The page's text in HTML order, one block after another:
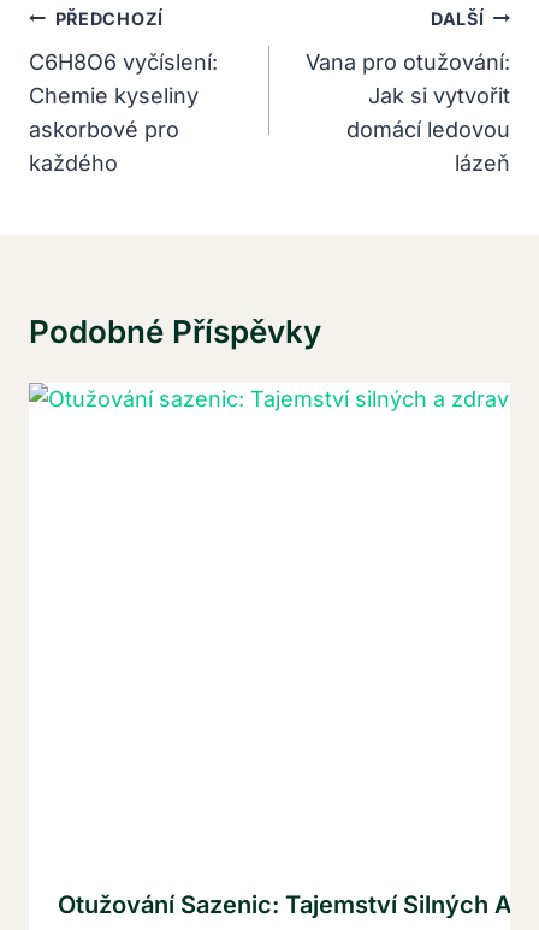
Navigace
Pro
Příspěvek
PŘEDCHOZÍ
C6H8O6 vyčíslení:
Chemie kyseliny
askorbové pro
každého
DALŠÍ
Vana pro otužování:
Jak si vytvořit
domácí ledovou
lázeň
Podobné Příspěvky
Otužování Sazenic: Tajemství Silných A